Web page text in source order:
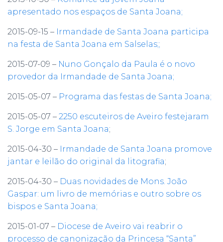
apresentado nos espaços de Santa Joana;
2015-09-15 – Irmandade de Santa Joana participa
na festa de Santa Joana em Salselas;;
2015-07-09 – Nuno Gonçalo da Paula é o novo
provedor da Irmandade de Santa Joana;
2015-05-07 – Programa das festas de Santa Joana;
2015-05-07 – 2250 escuteiros de Aveiro festejaram
S. Jorge em Santa Joana;
2015-04-30 – Irmandade de Santa Joana promove
jantar e leilão do original da litografia;
2015-04-30 – Duas novidades de Mons. João
Gaspar: um livro de memórias e outro sobre os
bispos e Santa Joana;
2015-01-07 – Diocese de Aveiro vai reabrir o
processo de canonização da Princesa “Santa”